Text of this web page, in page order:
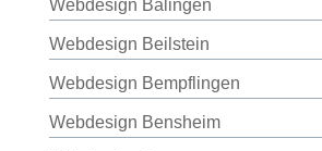
Webdesign Balingen
Webdesign Beilstein
Webdesign Bempflingen
Webdesign Bensheim